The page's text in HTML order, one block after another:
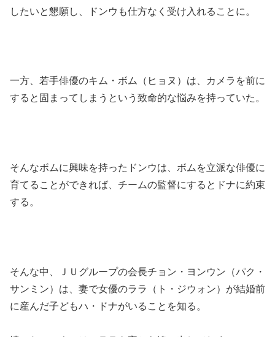
したいと懇願し、ドンウも仕方なく受け入れることに。
一方、若手俳優のキム・ボム（ヒョヌ）は、カメラを前に
すると固まってしまうという致命的な悩みを持っていた。
そんなボムに興味を持ったドンウは、ボムを立派な俳優に
育てることができれば、チームの監督にするとドナに約束
する。
そんな中、ＪＵグループの会長チョン・ヨンウン（パク・
サンミン）は、妻で女優のララ（ト・ジウォン）が結婚前
に産んだ子どもハ・ドナがいることを知る。